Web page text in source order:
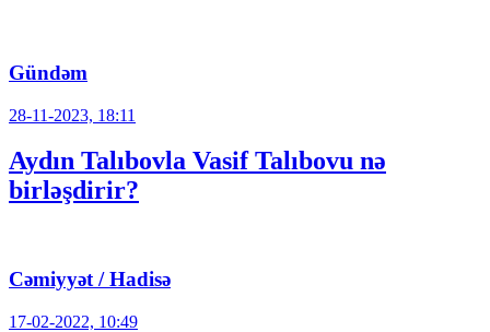
Gündəm
28-11-2023, 18:11
Aydın Talıbovla Vasif Talıbovu nə
birləşdirir?
Cəmiyyət / Hadisə
17-02-2022, 10:49